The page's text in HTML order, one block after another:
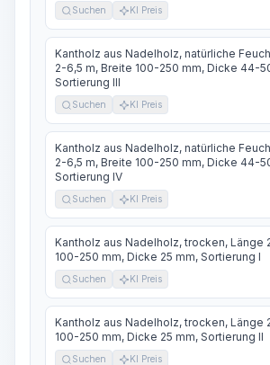
Suchen KI Preis
Kantholz aus Nadelholz, natürliche
2-6,5 m, Breite 100-250 mm, Dicke 44-
Sortierung III
Suchen KI Preis
Kantholz aus Nadelholz, natürliche
2-6,5 m, Breite 100-250 mm, Dicke 44-
Sortierung IV
Suchen KI Preis
Kantholz aus Nadelholz, trocken, Länge
100-250 mm, Dicke 25 mm, Sortierung I
Suchen KI Preis
Kantholz aus Nadelholz, trocken, Länge
100-250 mm, Dicke 25 mm, Sortierung II
Suchen KI Preis